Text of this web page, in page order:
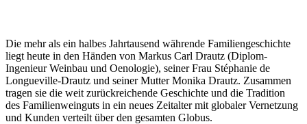
Die mehr als ein halbes Jahrtausend währende Familiengeschichte
liegt heute in den Händen von Markus Carl Drautz (Diplom-
Ingenieur Weinbau und Oenologie), seiner Frau Stéphanie de
Longueville-Drautz und seiner Mutter Monika Drautz. Zusammen
tragen sie die weit zurückreichende Geschichte und die Tradition
des Familienweinguts in ein neues Zeitalter mit globaler Vernetzung
und Kunden verteilt über den gesamten Globus.